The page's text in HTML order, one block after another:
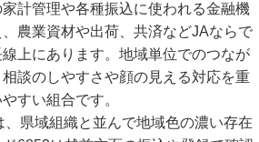
計管理や各種振込に使われる金融機
農業資材や出荷、共済などJAならで
上にあります。地域単位でのつなが
談のしやすさや顔の見える対応を重
すい組合です。
県域組織と並んで地域色の濃い存在